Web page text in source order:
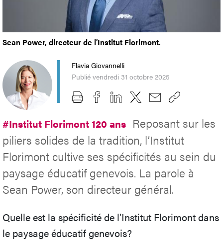
Sean Power, directeur de l’Institut Florimont.
Flavia Giovannelli
Publié vendredi 31 octobre 2025
#Institut Florimont 120 ans Reposant sur les
piliers solides de la tradition, l’Institut
Florimont cultive ses spécificités au sein du
paysage éducatif genevois. La parole à
Sean Power, son directeur général.
Quelle est la spécificité de l’Institut Florimont dans
le paysage éducatif genevois?